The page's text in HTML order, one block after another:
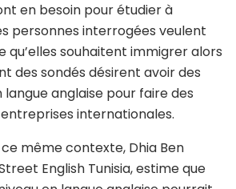
en besoin pour étudier à
personnes interrogées veulent
qu’elles souhaitent immigrer alors
des sondés désirent avoir des
anglaise pour faire des
internationales.
même contexte, Dhia Ben
English Tunisia, estime que